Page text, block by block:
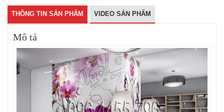
THÔNG TIN SẢN PHẨM VIDEO SẢN PHẨM
Mô tả